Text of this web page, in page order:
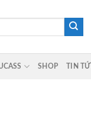
SHOP TIN